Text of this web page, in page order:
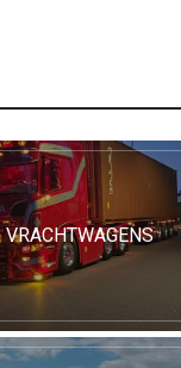
VRACHTWAGENS